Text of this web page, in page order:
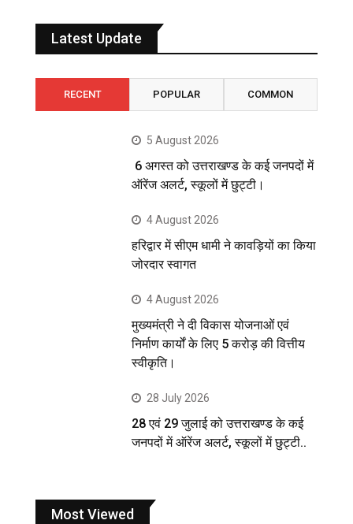
Latest Update
RECENT POPULAR COMMON
5 August 2026
6 अगस्त को उत्तराखण्ड के कई जनपदों में
ऑरेंज अलर्ट, स्कूलों में छुट्टी।
4 August 2026
हरिद्वार में सीएम धामी ने कावड़ियों का किया
जोरदार स्वागत
4 August 2026
मुख्यमंत्री ने दी विकास योजनाओं एवं
निर्माण कार्यों के लिए 5 करोड़ की वित्तीय
स्वीकृति।
28 July 2026
28 एवं 29 जुलाई को उत्तराखण्ड के कई
जनपदों में ऑरेंज अलर्ट, स्कूलों में छुट्टी..
Most Viewed